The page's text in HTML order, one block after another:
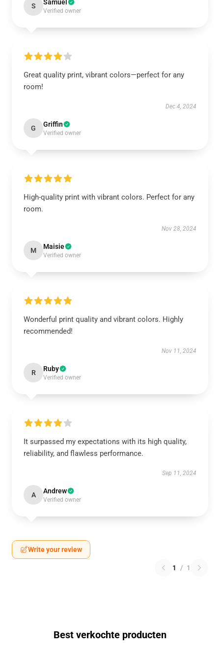
S Samuel
Verified owner
Great quality print, vibrant colors—perfect for any
room!
Dec 4, 2024
G Griffin
Verified owner
High-quality print with vibrant colors. Perfect for any
room.
Nov 28, 2024
M Maisie
Verified owner
Wonderful print quality and vibrant colors. Highly
recommended!
Nov 11, 2024
R Ruby
Verified owner
It surpassed my expectations with its high quality,
reliability, and flawless performance.
Sep 11, 2024
A Andrew
Verified owner
Write your review
1 / 1
Best verkochte producten